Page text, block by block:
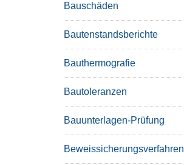
Bauschäden
Bautenstandsberichte
Bauthermografie
Bautoleranzen
Bauunterlagen-Prüfung
Beweissicherungsverfahren